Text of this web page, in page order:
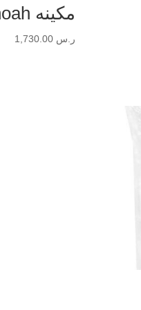
مكينه baja zenoah
ر.س